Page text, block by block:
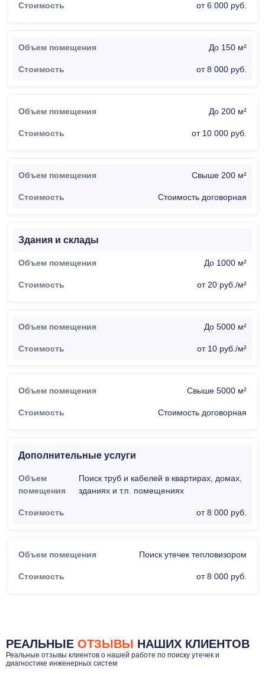
от 6 000 руб.
До 150 м²
от 8 000 руб.
До 200 м²
от 10 000 руб.
Свыше 200 м²
Стоимость договорная
Здания и склады
До 1000 м²
от 20 руб./м²
До 5000 м²
от 10 руб./м²
Свыше 5000 м²
Стоимость договорная
Дополнительные услуги
Поиск труб и кабелей в квартирах, домах,
зданиях и т.п. помещениях
от 8 000 руб.
Поиск утечек тепловизором
от 8 000 руб.
РЕАЛЬНЫЕ ОТЗЫВЫ НАШИХ КЛИЕНТОВ
Реальные отзывы клиентов о нашей работе по поиску утечек и
диагностике инженерных систем